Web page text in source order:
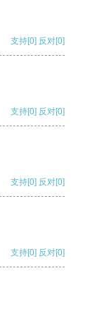
支持[0] 反对[0]
支持[0] 反对[0]
支持[0] 反对[0]
支持[0] 反对[0]